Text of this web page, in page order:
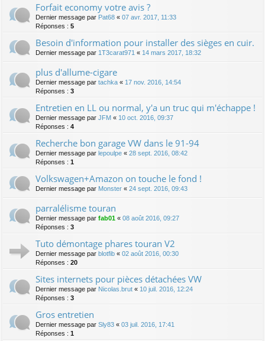
Forfait economy votre avis ?
Dernier message par Pat68 « 07 avr. 2017, 11:33
Réponses : 5
Besoin d'information pour installer des sièges en cuir.
Dernier message par 1T3carat971 « 14 mars 2017, 18:32
plus d'allume-cigare
Dernier message par tachka « 17 nov. 2016, 14:54
Réponses : 3
Entretien en LL ou normal, y'a un truc qui m'échappe !
Dernier message par JFM « 10 oct. 2016, 09:37
Réponses : 4
Recherche bon garage VW dans le 91-94
Dernier message par lepoulpe « 28 sept. 2016, 08:42
Réponses : 1
Volkswagen+Amazon on touche le fond !
Dernier message par Monster « 24 sept. 2016, 09:43
parralélisme touran
Dernier message par fab01 « 08 août 2016, 09:27
Réponses : 3
Tuto démontage phares touran V2
Dernier message par blotfib « 02 août 2016, 00:30
Réponses : 20
Sites internets pour pièces détachées VW
Dernier message par Nicolas.brut « 10 juil. 2016, 12:24
Réponses : 3
Gros entretien
Dernier message par Sly83 « 03 juil. 2016, 17:41
Réponses : 1